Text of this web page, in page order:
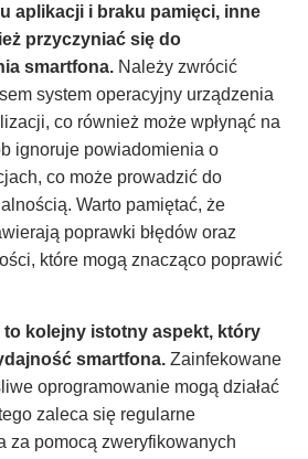
aplikacji i braku pamięci, inne
przyczyniać się do
smartfona. Należy zwrócić
system operacyjny urządzenia
co również może wpłynąć na
ignoruje powiadomienia o
co może prowadzić do
Warto pamiętać, że
poprawki błędów oraz
które mogą znacząco poprawić
to kolejny istotny aspekt, który
smartfona. Zainfekowane
oprogramowanie mogą działać
zaleca się regularne
za pomocą zweryfikowanych